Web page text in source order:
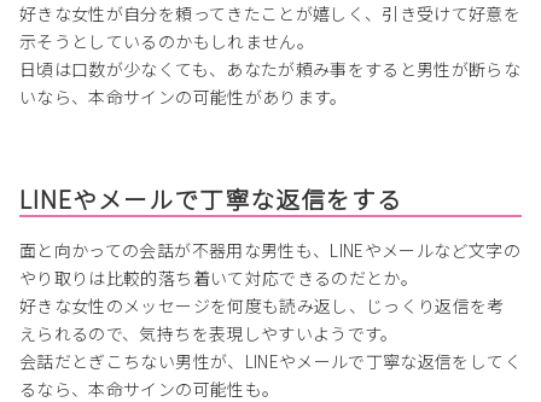
好きな女性が自分を頼ってきたことが嬉しく、引き受けて好意を
示そうとしているのかもしれません。
日頃は口数が少なくても、あなたが頼み事をすると男性が断らな
いなら、本命サインの可能性があります。
LINEやメールで丁寧な返信をする
面と向かっての会話が不器用な男性も、LINEやメールなど文字の
やり取りは比較的落ち着いて対応できるのだとか。
好きな女性のメッセージを何度も読み返し、じっくり返信を考
えられるので、気持ちを表現しやすいようです。
会話だとぎこちない男性が、LINEやメールで丁寧な返信をしてく
るなら、本命サインの可能性も。